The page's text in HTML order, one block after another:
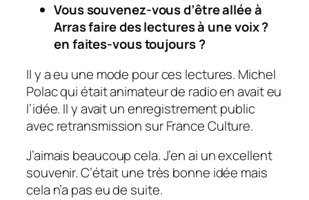
Vous souvenez-vous d’être allée à
Arras faire des lectures à une voix ?
en faites-vous toujours ?
Il y a eu une mode pour ces lectures. Michel
Polac qui était animateur de radio en avait eu
l’idée. Il y avait un enregistrement public
avec retransmission sur France Culture.
J’aimais beaucoup cela. J’en ai un excellent
souvenir. C’était une très bonne idée mais
cela n’a pas eu de suite.